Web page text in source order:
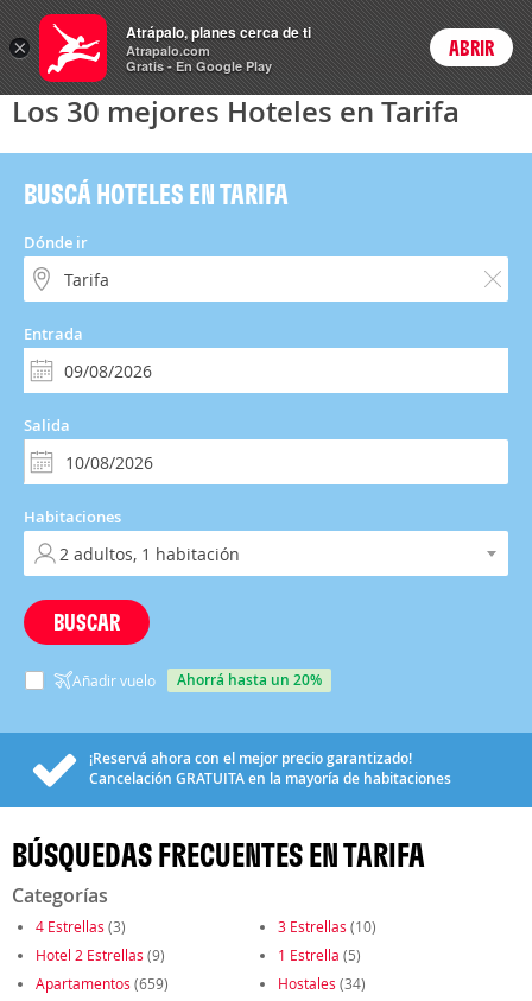
Hoteles Precios enPeso
ARSCambiar moneda
Login
Los 30 mejores Hoteles en Tarifa
BUSCÁ HOTELES EN TARIFA
Dónde ir
Entrada
Salida
Habitaciones
BUSCAR
Añadir vuelo ahorrá hasta un 20%
¡Reservá ahora con el mejor precio garantizado!
Cancelación GRATUITAen la mayoría de habitaciones
BÚSQUEDAS FRECUENTES EN TARIFA
Categorías
4 Estrellas (3) 3 Estrellas (10)
Hotel 2 Estrellas (9) 1 Estrella (5)
Apartamentos (659) Hostales (34)
×
Atrápalo, planes cerca de ti
Atrapalo.com
Gratis - En Google Play
ABRIR